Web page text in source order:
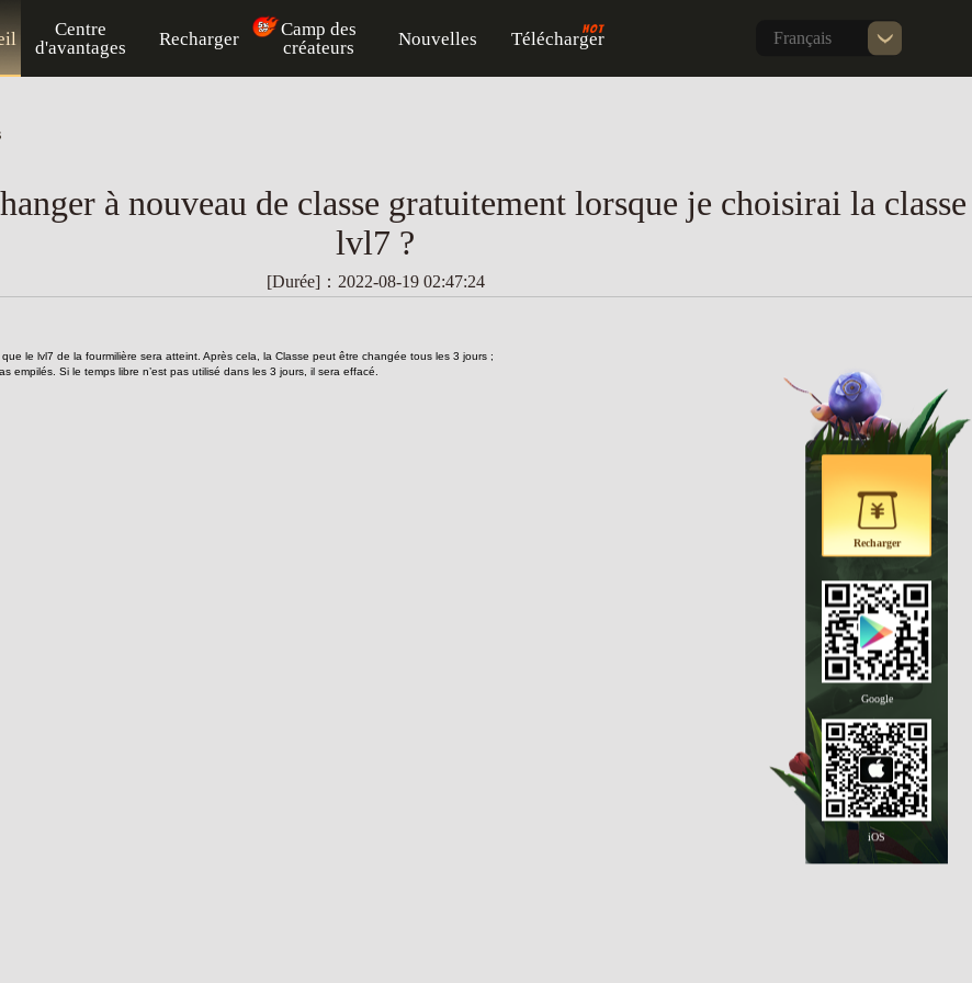
Centre
d'avantages
Recharger
Camp des
créateurs
Nouvelles Télécharger Français
à nouveau de classe gratuitement lorsque je choisirai la
lvl7 ?
[Durée]：2022-08-19 02:47:24
le lvl7 de la fourmilière sera atteint. Après cela, la Classe peut être changée tous les 3 jours ;
empilés. Si le temps libre n’est pas utilisé dans les 3 jours, il sera effacé.
Recharger
Google
iOS